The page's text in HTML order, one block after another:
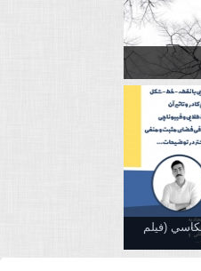
(فیلم